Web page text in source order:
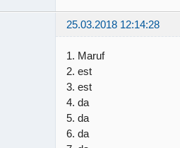
25.03.2018 12:14:28
1. Maruf
2. est
3. est
4. da
5. da
6. da